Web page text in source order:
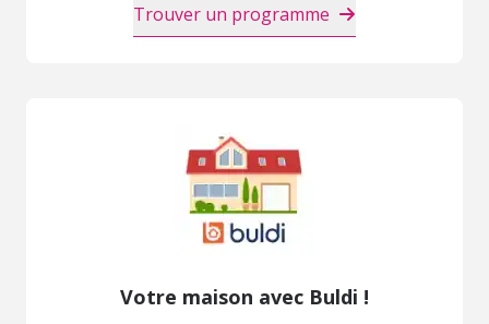
Trouver un programme
Votre maison avec Buldi !